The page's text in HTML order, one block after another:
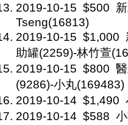
2019-10-15 $500
Tseng(16813)
2019-10-15 $1,000
助罐(2259)-林竹萱
2019-10-15 $800
(9286)-小丸(169483)
2019-10-14 $1,490
2019-10-14 $588